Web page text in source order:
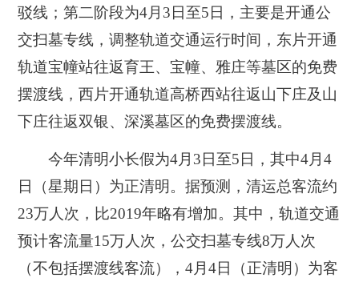
驳线；第二阶段为4月3日至5日，主要是开通公
交扫墓专线，调整轨道交通运行时间，东片开通
轨道宝幢站往返育王、宝幢、雅庄等墓区的免费
摆渡线，西片开通轨道高桥西站往返山下庄及山
下庄往返双银、深溪墓区的免费摆渡线。
今年清明小长假为4月3日至5日，其中4月4
日（星期日）为正清明。据预测，清运总客流约
23万人次，比2019年略有增加。其中，轨道交通
预计客流量15万人次，公交扫墓专线8万人次
（不包括摆渡线客流），4月4日（正清明）为客